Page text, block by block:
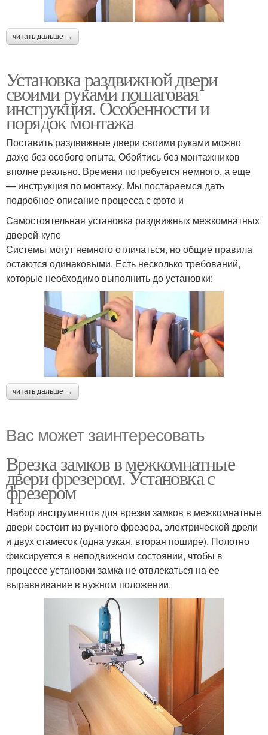
читать дальше →
Установка раздвижной двери
своими руками пошаговая
инструкция. Особенности и
порядок монтажа
Поставить раздвижные двери своими руками можно
даже без особого опыта. Обойтись без монтажников
вполне реально. Времени потребуется немного, а еще
— инструкция по монтажу. Мы постараемся дать
подробное описание процесса с фото и
Самостоятельная установка раздвижных межкомнатных
дверей-купе
Системы могут немного отличаться, но общие правила
остаются одинаковыми. Есть несколько требований,
которые необходимо выполнить до установки:
читать дальше →
Вас может заинтересовать
Врезка замков в межкомнатные
двери фрезером. Установка с
фрезером
Набор инструментов для врезки замков в межкомнатные
двери состоит из ручного фрезера, электрической дрели
и двух стамесок (одна узкая, вторая пошире). Полотно
фиксируется в неподвижном состоянии, чтобы в
процессе установки замка не отвлекаться на ее
выравнивание в нужном положении.